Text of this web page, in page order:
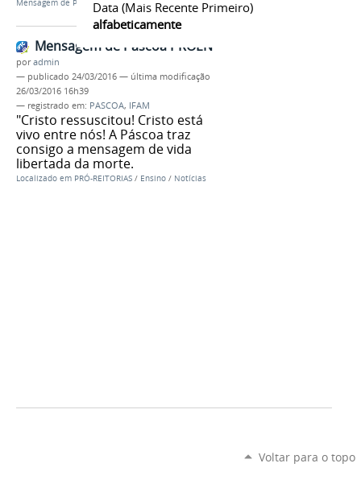
Data (mais Recente Primeiro)
alfabeticamente
Mensagem de Páscoa PROEN
Mensagem de Páscoa PROEN
poradmin
— publicado 24/03/2016 — última modificação
26/03/2016 16h39
— registrado em: PASCOA, IFAM
"Cristo ressuscitou! Cristo está
vivo entre nós! A Páscoa traz
consigo a mensagem de vida
libertada da morte.
Localizado em PRÓ-REITORIAS / Ensino / Notícias
Voltar para o topo